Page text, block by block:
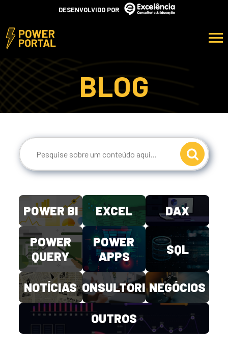
DESENVOLVIDO POR
BLOG
POWER BI EXCEL DAX
POWER
QUERY
POWER
APPS
SQL
NOTÍCIASCONSULTORIANEGÓCIOS
OUTROS